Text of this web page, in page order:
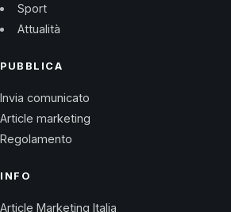
Sport
Attualità
PUBBLICA
Invia comunicato
Article marketing
Regolamento
INFO
Article Marketing Italia